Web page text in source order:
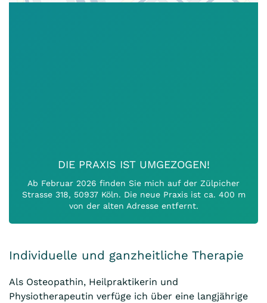
DIE PRAXIS IST UMGEZOGEN!
Ab Februar 2026 finden Sie mich auf der Zülpicher
Strasse 318, 50937 Köln. Die neue Praxis ist ca. 400 m
von der alten Adresse entfernt.
Individuelle und ganzheitliche Therapie
Als Osteopathin, Heilpraktikerin und
Physiotherapeutin verfüge ich über eine langjährige